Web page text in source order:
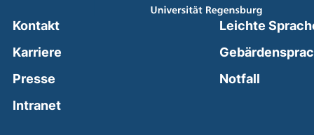
Kontakt
Karriere
Presse
Intranet(external link, opens in a new window)
Leichte
Notfall